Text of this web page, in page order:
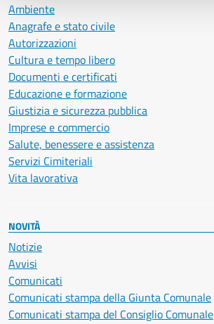
Ambiente
Anagrafe e stato civile
Autorizzazioni
Cultura e tempo libero
Documenti e certificati
Educazione e formazione
Giustizia e sicurezza pubblica
Imprese e commercio
Salute, benessere e assistenza
Servizi Cimiteriali
Vita lavorativa
NOVITÀ
Notizie
Avvisi
Comunicati
Comunicati stampa della Giunta Comunale
Comunicati stampa del Consiglio Comunale